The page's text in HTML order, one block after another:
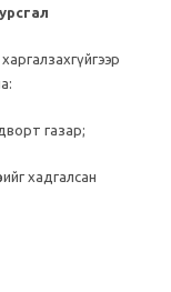
газар;
хадгалсан